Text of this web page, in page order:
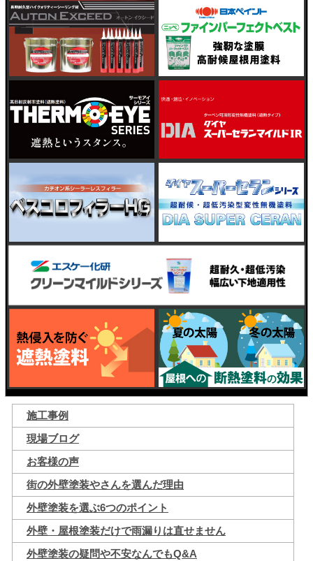
施工事例
現場ブログ
お客様の声
街の外壁塗装やさんを選んだ理由
外壁塗装を選ぶ6つのポイント
外壁・屋根塗装だけで雨漏りは直せません
外壁塗装の疑問や不安なんでもQ&A